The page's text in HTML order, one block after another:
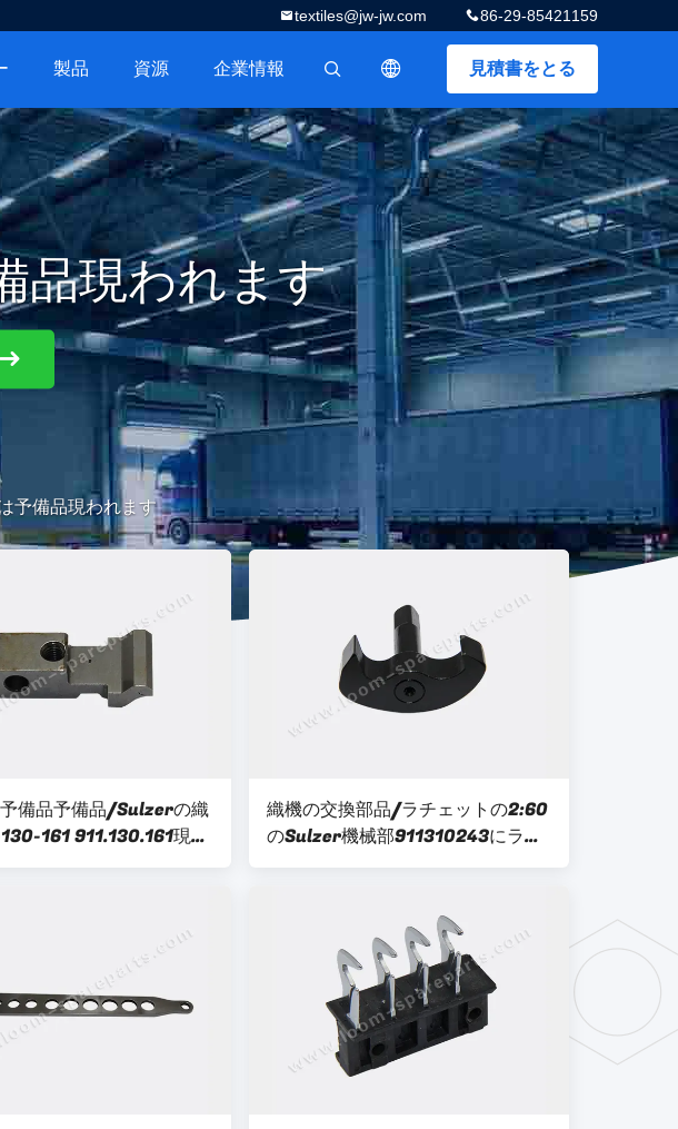
86-29-85421159
textiles@jw-jw.com
見積書をとる
描述
製品 資源 企業情報
品現われます
予備品現われます
備品予備品/Sulzerの織
161 911.130.161現わ
織機の交換部品/ラチェットの2:60
のSulzer機械部911310243にラチ
ェットをつけて下さい